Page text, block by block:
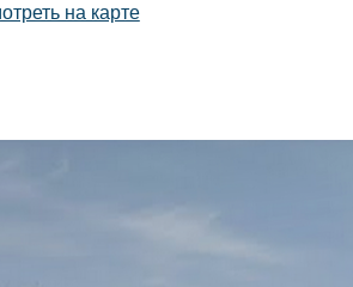
на карте